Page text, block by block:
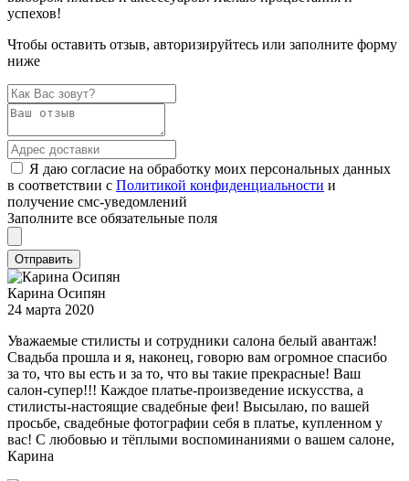
успехов!
Чтобы оставить отзыв, авторизируйтесь или заполните форму
ниже
Я даю согласие на обработку моих персональных данных
в соответствии с Политикой конфиденциальности и
получение смс-уведомлений
Заполните все обязательные поля
Карина Осипян
24 марта 2020
Уважаемые стилисты и сотрудники салона белый авантаж!
Свадьба прошла и я, наконец, говорю вам огромное спасибо
за то, что вы есть и за то, что вы такие прекрасные! Ваш
салон-супер!!! Каждое платье-произведение искусства, а
стилисты-настоящие свадебные феи! Высылаю, по вашей
просьбе, свадебные фотографии себя в платье, купленном у
вас! С любовью и тёплыми воспоминаниями о вашем салоне,
Карина